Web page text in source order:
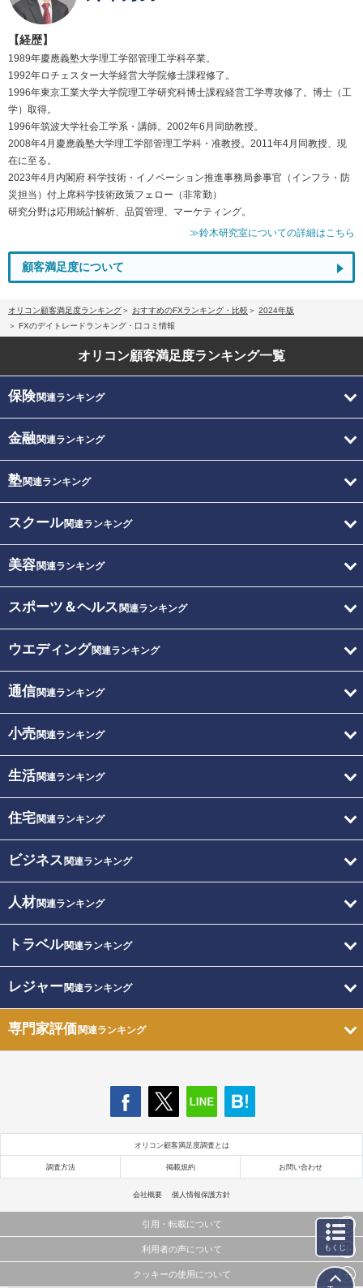
【経歴】
1989年慶應義塾大学理工学部管理工学科卒業。
1992年ロチェスター大学経営大学院修士課程修了。
1996年東京工業大学大学院理工学研究科博士課程経営工学専攻修了。博士（工
学）取得。
1996年筑波大学社会工学系・講師。2002年6月同助教授。
2008年4月慶應義塾大学理工学部管理工学科・准教授。2011年4月同教授、現
在に至る。
2023年4月内閣府 科学技術・イノベーション推進事務局参事官（インフラ・防
災担当）付上席科学技術政策フェロー（非常勤）
研究分野は応用統計解析、品質管理、マーケティング。
≫鈴木研究室についての詳細はこちら
顧客満足度について
オリコン顧客満足度ランキング おすすめのFXランキング・比較
2024年版
FXのデイトレードランキング・口コミ情報
オリコン顧客満足度ランキング一覧
保険関連ランキング
金融関連ランキング
塾関連ランキング
スクール関連ランキング
美容関連ランキング
スポーツ＆ヘルス 関連ランキング
ウエディング関連ランキング
通信関連ランキング
小売関連ランキング
生活関連ランキング
住宅関連ランキング
ビジネス 関連ランキング
人材関連ランキング
トラベル関連ランキング
レジャー関連ランキング
専門家評価関連ランキング
オリコン顧客満足度調査とは
調査方法 掲載規約 お問い合わせ
会社概要 個人情報保護方針
引用・転載について
当サイトで公開されている情報（文字、写真、イラスト、画像データ等）及びこれらの配置・
これらの情報を権利者の許可なく無断転載・複製などの二次利用を行うことは固く禁じており
利用者の声について
当サイトに掲載している内容はすべてサービスの利用者が提出された見解・感想です。
クッキーの使用について
もくじ